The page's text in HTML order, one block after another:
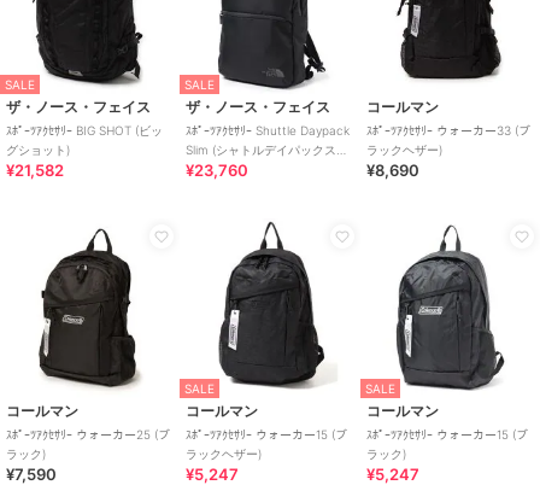
SALE
ザ・ノース・フェイス
ｽﾎﾟｰﾂｱｸｾｻﾘｰ BIG SHOT (ビッ
グショット)
¥21,582
SALE
ザ・ノース・フェイス
ｽﾎﾟｰﾂｱｸｾｻﾘｰ Shuttle Daypack
Slim (シャトルデイパックスリ
ム)
¥23,760
コールマン
ｽﾎﾟｰﾂｱｸｾｻﾘｰ ウォーカー33 (ブ
ラックヘザー)
¥8,690
コールマン
ｽﾎﾟｰﾂｱｸｾｻﾘｰ ウォーカー25 (ブ
ラック)
¥7,590
SALE
コールマン
ｽﾎﾟｰﾂｱｸｾｻﾘｰ ウォーカー15 (ブ
ラックヘザー)
¥5,247
SALE
コールマン
ｽﾎﾟｰﾂｱｸｾｻﾘｰ ウォーカー15 (ブ
ラック)
¥5,247